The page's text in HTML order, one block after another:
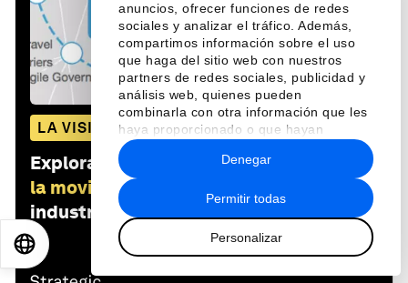
anuncios, ofrecer funciones de redes
sociales y analizar el tráfico. Además,
compartimos información sobre el uso
que haga del sitio web con nuestros
partners de redes sociales, publicidad y
análisis web, quienes pueden
combinarla con otra información que les
haya proporcionado o que hayan
recopilado a partir del uso que haya
hecho de sus servicios.
Permitir todas
Personalizar
Denegar
LA VISIÓN GLOBAL
Explora y monitorea cómoEl futuro de
la movilidad
afecta a las economías, las
industrias y los problemas globales